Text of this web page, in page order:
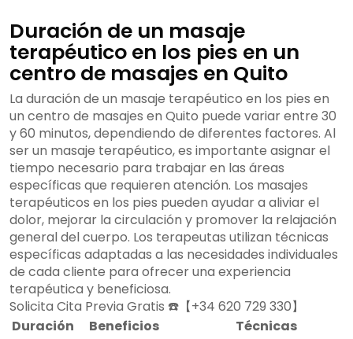
Duración de un masaje
terapéutico en los pies en un
centro de masajes en Quito
La duración de un masaje terapéutico en los pies en
un centro de masajes en Quito puede variar entre 30
y 60 minutos, dependiendo de diferentes factores. Al
ser un masaje terapéutico, es importante asignar el
tiempo necesario para trabajar en las áreas
específicas que requieren atención. Los masajes
terapéuticos en los pies pueden ayudar a aliviar el
dolor, mejorar la circulación y promover la relajación
general del cuerpo. Los terapeutas utilizan técnicas
específicas adaptadas a las necesidades individuales
de cada cliente para ofrecer una experiencia
terapéutica y beneficiosa.
Solicita Cita Previa Gratis ☎️【+34 620 729 330】
Duración
Beneficios Técnicas